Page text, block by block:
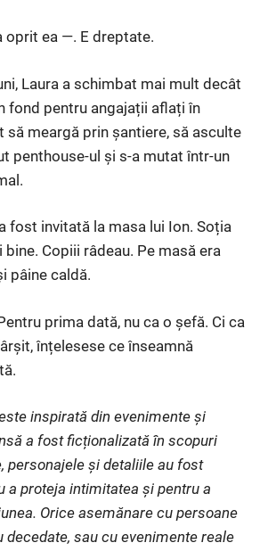
oprit ea —. E dreptate.
Laura a schimbat mai mult decât
fond pentru angajații aflați în
să meargă prin șantiere, să asculte
penthouse-ul și s-a mutat într-un
fost invitată la masa lui Ion. Soția
bine. Copiii râdeau. Pe masă era
pâine caldă.
prima dată, nu ca o șefă. Ci ca
înțelesese ce înseamnă
inspirată din evenimente și
a fost ficționalizată în scopuri
personajele și detaliile au fost
a proteja intimitatea și pentru a
Orice asemănare cu persoane
decedate, sau cu evenimente reale